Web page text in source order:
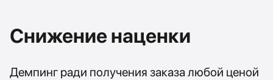
Снижение наценки
Демпинг ради получения заказа любой ценой